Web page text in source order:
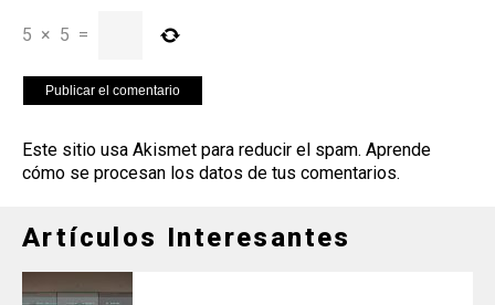
5 × 5 =
Este sitio usa Akismet para reducir el spam. Aprende
cómo se procesan los datos de tus comentarios.
Artículos Interesantes